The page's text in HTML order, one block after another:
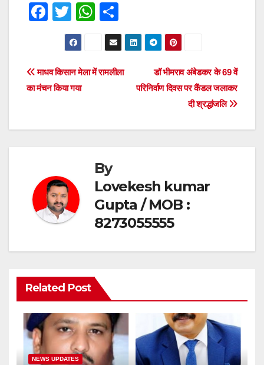
F
e
b
o
T
wi
tt
er
W
h
at
s
p
h
ar
e
Post
डॉ भीमराव अंबेडकर के 69 वें
परिनिर्वाण दिवस पर कैंडल जलाकर
दी श्रद्धांजलि
माधव किसान मेला में रामलीला
का मंचन किया गया
By
Lovekesh kumar
Gupta / MOB :
8273055555
Related Post
NEWS UPDATES